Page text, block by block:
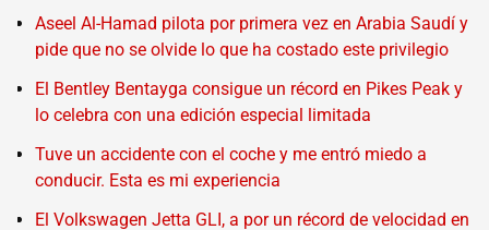
Aseel Al-Hamad pilota por primera vez en Arabia Saudí y
pide que no se olvide lo que ha costado este privilegio
El Bentley Bentayga consigue un récord en Pikes Peak y
lo celebra con una edición especial limitada
Tuve un accidente con el coche y me entró miedo a
conducir. Esta es mi experiencia
El Volkswagen Jetta GLI, a por un récord de velocidad en